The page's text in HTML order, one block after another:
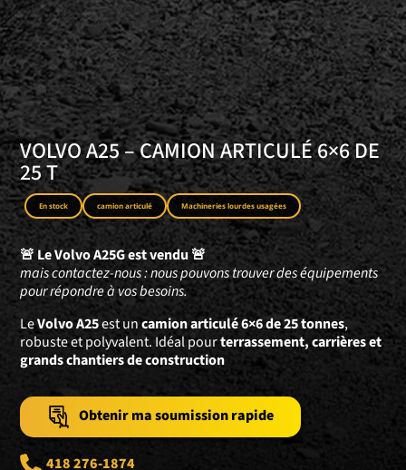
VOLVO A25 – CAMION ARTICULÉ 6×6 DE
25 T
En stock camion articulé Machineries lourdes usagées
🚨 Le Volvo A25G est vendu 🚨
mais contactez-nous : nous pouvons trouver des équipements
pour répondre à vos besoins.
LeVolvo A25est uncamion articulé 6×6 de 25 tonnes,
robuste et polyvalent. Idéal pourterrassement, carrières et
grands chantiers de construction
Obtenir ma soumission rapide
418 276-1874